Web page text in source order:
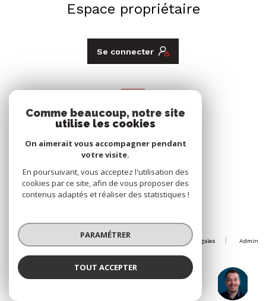
Arnaud LEGROS
Espace propriétaire
Se connecter
Nous adhérons
© 2026 | Tous droits réservés
Mentions légales
Admin
Réalisé par :
Comme beaucoup, notre site
utilise les cookies
On aimerait vous accompagner pendant
votre visite.
En poursuivant, vous acceptez l'utilisation des
cookies par ce site, afin de vous proposer des
contenus adaptés et réaliser des statistiques !
PARAMÉTRER
TOUT ACCEPTER